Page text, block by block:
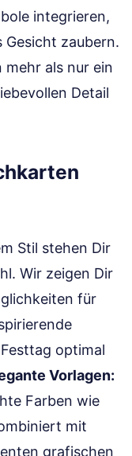
integrieren,
Gesicht zaubern.
als nur ein
Detail
Stil stehen Dir
Wir zeigen Dir
für
optimal
Vorlagen:
Farben wie
mit
grafischen